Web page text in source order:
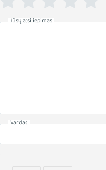
Jūsų atsiliepimas
Vardas